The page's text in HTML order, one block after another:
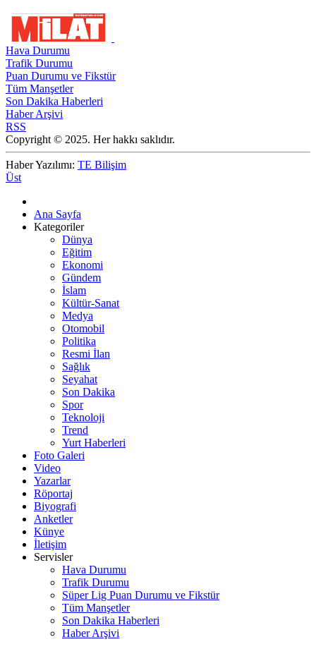
Hava Durumu
Trafik Durumu
Puan Durumu ve Fikstür
Tüm Manşetler
Son Dakika Haberleri
Haber Arşivi
RSS
Copyright © 2025. Her hakkı saklıdır.
Haber Yazılımı: TE Bilişim
Üst
Ana Sayfa
Kategoriler
Dünya
Eğitim
Ekonomi
Gündem
İslam
Kültür-Sanat
Medya
Otomobil
Politika
Resmi İlan
Sağlık
Seyahat
Son Dakika
Spor
Teknoloji
Trend
Yurt Haberleri
Foto Galeri
Video
Yazarlar
Röportaj
Biyografi
Anketler
Künye
İletişim
Servisler
Hava Durumu
Trafik Durumu
Süper Lig Puan Durumu ve Fikstür
Tüm Manşetler
Son Dakika Haberleri
Haber Arşivi